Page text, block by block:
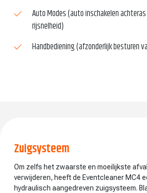
Auto Modes (auto inschakelen
rijsnelheid)
Handbediening (afzonderlijk besturen
Zuigsysteem
Om zelfs het zwaarste en moeilijkste
verwijderen, heeft de Eventcleaner MC4
hydraulisch aangedreven zuigsysteem.